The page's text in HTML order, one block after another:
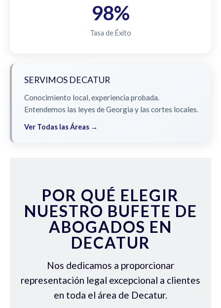
98%
Tasa de Éxito
SERVIMOS DECATUR
Conocimiento local, experiencia probada.
Entendemos las leyes de Georgia y las cortes locales.
Ver Todas las Áreas →
POR QUÉ ELEGIR
NUESTRO BUFETE DE
ABOGADOS EN
DECATUR
Nos dedicamos a proporcionar
representación legal excepcional a clientes
en toda el área de Decatur.